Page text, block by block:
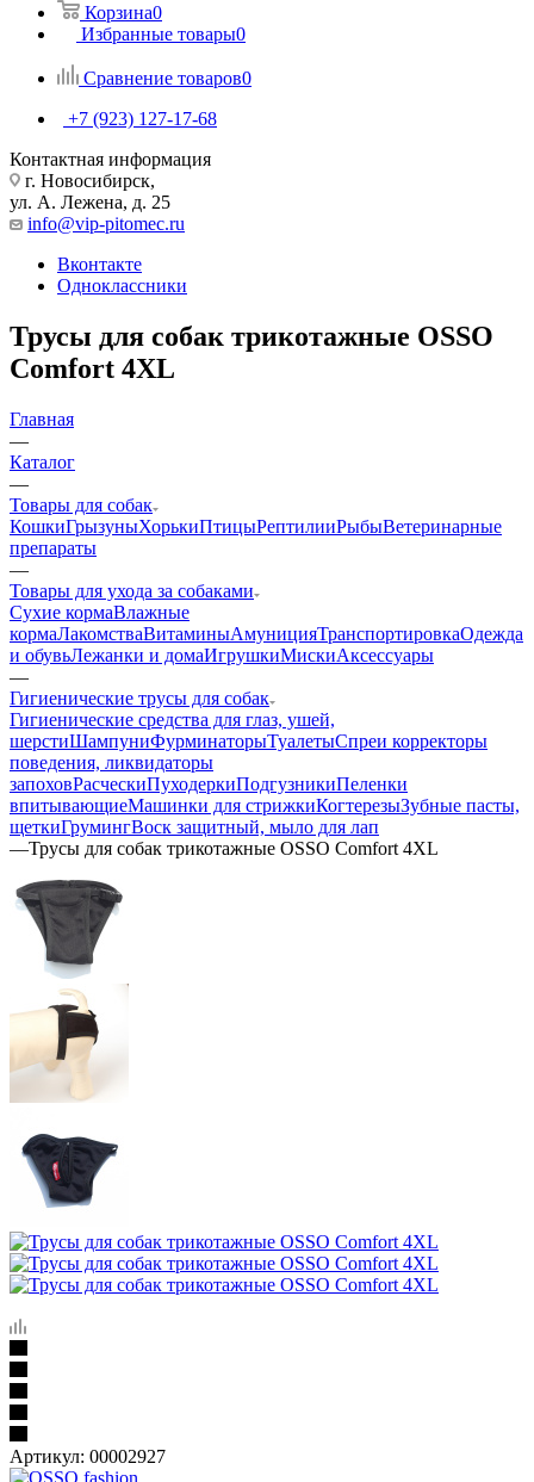
Корзина0
Избранные товары0
Сравнение товаров0
+7 (923) 127-17-68
Контактная информация
г. Новосибирск,
ул. А. Лежена, д. 25
info@vip-pitomec.ru
Вконтакте
Одноклассники
Трусы для собак трикотажные OSSO
Comfort 4XL
Главная
—
Каталог
—
Товары для собак
КошкиГрызуныХорькиПтицыРептилииРыбыВетеринарные
препараты
—
Товары для ухода за собаками
Сухие кормаВлажные
кормаЛакомстваВитаминыАмуницияТранспортировкаОдежда
и обувьЛежанки и домаИгрушкиМискиАксессуары
—
Гигиенические трусы для собак
Гигиенические средства для глаз, ушей,
шерстиШампуниФурминаторыТуалетыСпреи корректоры
поведения, ликвидаторы
запоховРасческиПуходеркиПодгузникиПеленки
впитывающиеМашинки для стрижкиКогтерезыЗубные пасты,
щеткиГрумингВоск защитный, мыло для лап
—Трусы для собак трикотажные OSSO Comfort 4XL
Артикул: 00002927